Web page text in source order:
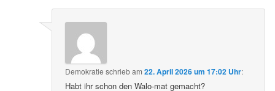
Demokratie schriebam22. April 2026 um 17:02 Uhr:
Habt ihr schon den Walo-mat gemacht?